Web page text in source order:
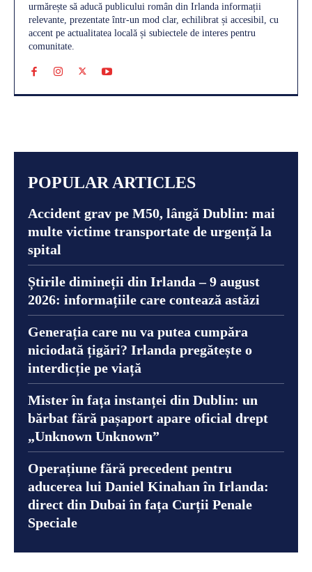
urmărește să aducă publicului român din Irlanda informații
relevante, prezentate într-un mod clar, echilibrat și accesibil, cu
accent pe actualitatea locală și subiectele de interes pentru
comunitate.
POPULAR ARTICLES
Accident grav pe M50, lângă Dublin: mai
multe victime transportate de urgență la
spital
Știrile dimineții din Irlanda – 9 august
2026: informațiile care contează astăzi
Generația care nu va putea cumpăra
niciodată țigări? Irlanda pregătește o
interdicție pe viață
Mister în fața instanței din Dublin: un
bărbat fără pașaport apare oficial drept
„Unknown Unknown”
Operațiune fără precedent pentru
aducerea lui Daniel Kinahan în Irlanda:
direct din Dubai în fața Curții Penale
Speciale